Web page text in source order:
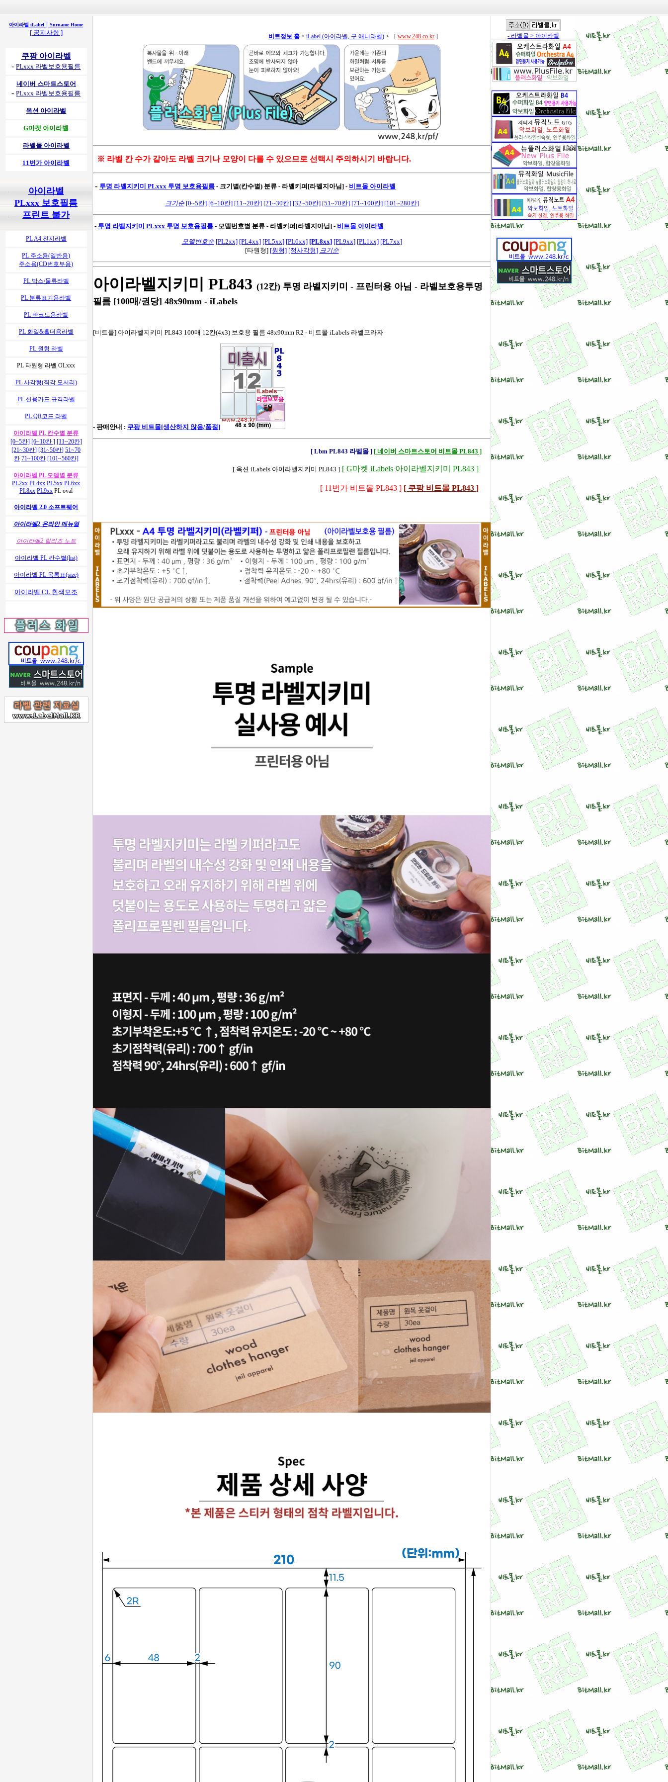
아이라벨 iLabel | Surname Home
[ 공지사항 ]
쿠팡 아이라벨
-PLxxx 라벨보호용필름
네이버 스마트스토어
-PLxxx 라벨보호용필름
옥션 아이라벨
G마켓 아이라벨
라벨몰 아이라벨
11번가 아이라벨
아이라벨
PLxxx 보호필름
프린트 불가
PL A4 전지라벨
PL 주소용(일반용)
주소용(CD번호부용)
PL 박스/물류라벨
PL 분류표기용라벨
PL 바코드용라벨
PL 화일&홀더용라벨
PL 원형 라벨
PL 타원형 라벨 OLxxx
PL 사각형(직각 모서리)
PL 신용카드 규격라벨
PL QR코드 라벨
아이라벨 PL 칸수별 분류
[0~5칸] [6~10칸 ] [11~20칸]
[21~30칸] [31~50칸] 51~70
칸 71~100칸 [101~560칸]
아이라벨 PL 모델별 분류
PL2xx PL4xx PL5xx PL6xx
PL8xx PL9xx PL oval
아이라벨 2.0 소프트웨어
아이라벨2 온라인 메뉴얼
아이라벨2 릴리즈 노트
아이라벨 PL 칸수별(list)
아이라벨 PL 목록표(size)
아이라벨 CL 흰색모조
비트정보 홈 > iLabel (아이라벨, 구 애니라벨) > [ www.248.co.kr ]
※ 라벨 칸 수가 같아도 라벨 크기나 모양이 다를 수 있으므로 선택시 주의하시기 바랍니다.
- 투명 라벨지키미 PLxxx 투명 보호용필름 - 크기별(칸수별) 분류 - 라벨키퍼[라벨지아님] - 비트몰 아이라벨
크기순 [0~5칸] [6~10칸] [11~20칸] [21~30칸] [32~50칸] [51~70칸] [71~100칸] [101~280칸]
- 투명 라벨지키미 PLxxx 투명 보호용필름 - 모델번호별 분류 - 라벨키퍼[라벨지아님] - 비트몰 아이라벨
모델번호순 [PL2xx] [PL4xx] [PL5xx] [PL6xx] [PL8xx] [PL9xx] [PL1xx] [PL7xx]
[타원형] [원형] [정사각형] 크기순
아이라벨지키미 PL843 (12칸) 투명 라벨지키미 - 프린터용 아님 - 라벨보호용투명
필름 [100매/권당] 48x90mm - iLabels
[비트몰] 아이라벨지키미 PL843 100매 12칸(4x3) 보호용 필름 48x90mm R2 - 비트몰 iLabels 라벨프라자
- 판매안내 : 쿠팡 비트몰[생산하지 않음/품절]
[ Lbm PL843 라벨몰 ] [ 네이버 스마트스토어 비트몰 PL843 ]
[ 옥션 iLabels 아이라벨지키미 PL843 ] [ G마켓 iLabels 아이라벨지키미 PL843 ]
[ 11번가 비트몰 PL843 ] [ 쿠팡 비트몰 PL843 ]
- 라벨몰 > 아이라벨